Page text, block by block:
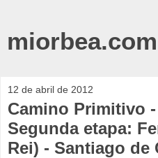
miorbea.com
12 de abril de 2012
Camino Primitivo
Segunda etapa:
Rei) - Santiago de